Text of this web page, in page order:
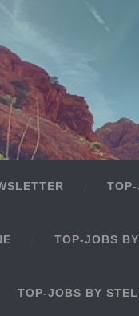
TOP-JOBS
TOP-JOBS BY